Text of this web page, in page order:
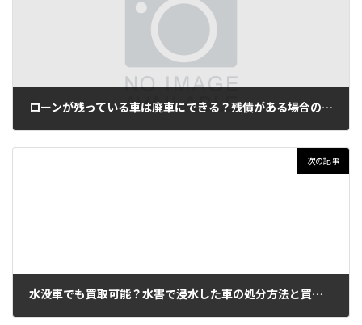
ローンが残っている車は廃車にできる？残債がある場合の手続きと注意点
次の記事
水没車でも買取可能？水害で浸水した車の処分方法と買取のポイント